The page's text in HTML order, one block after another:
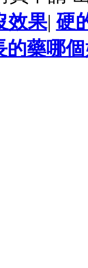
效果| 硬
的藥哪